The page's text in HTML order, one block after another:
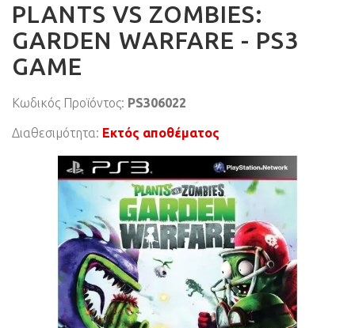
PLANTS VS ZOMBIES:
GARDEN WARFARE - PS3
GAME
Κωδικός Προϊόντος: PS306022
Διαθεσιμότητα: Εκτός αποθέματος